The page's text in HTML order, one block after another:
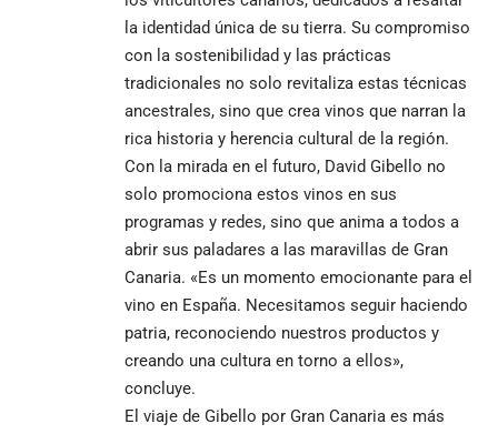
la identidad única de su tierra. Su compromiso
con la sostenibilidad y las prácticas
tradicionales no solo revitaliza estas técnicas
ancestrales, sino que crea vinos que narran la
rica historia y herencia cultural de la región.
Con la mirada en el futuro, David Gibello no
solo promociona estos vinos en sus
programas y redes, sino que anima a todos a
abrir sus paladares a las maravillas de Gran
Canaria. «Es un momento emocionante para el
vino en España. Necesitamos seguir haciendo
patria, reconociendo nuestros productos y
creando una cultura en torno a ellos»,
concluye.
El viaje de Gibello por Gran Canaria es más